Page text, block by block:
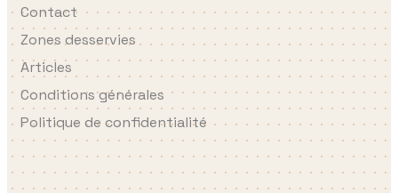
Contact
Zones desservies
Articles
Conditions générales
Politique de confidentialité